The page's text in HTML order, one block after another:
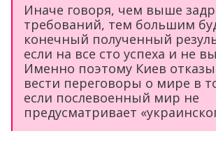
Иначе говоря, чем выше
требований, тем большим
конечный полученный
если на все сто успеха и не
Именно поэтому Киев
вести переговоры о мире в
если послевоенный мир не
предусматривает